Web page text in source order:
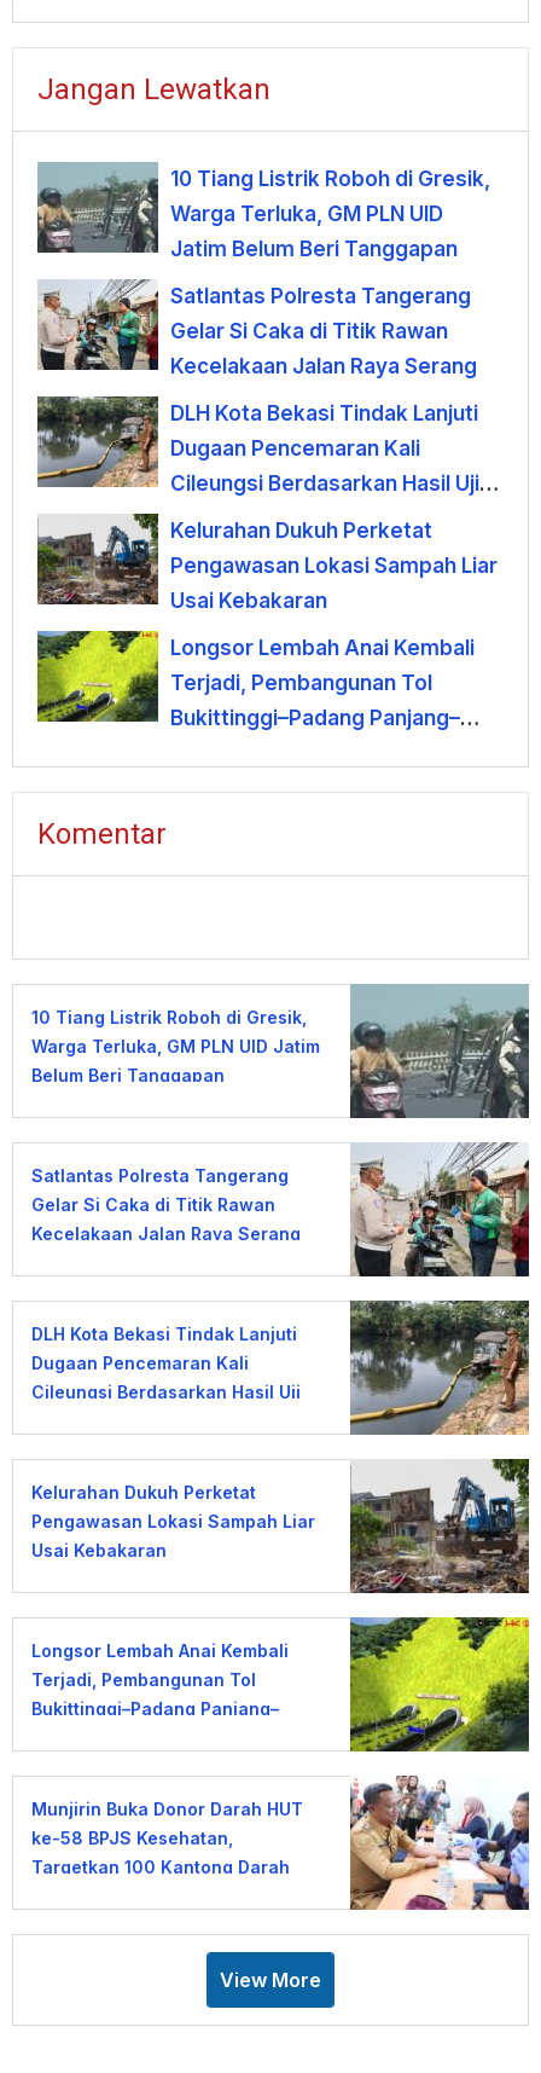
Jangan Lewatkan
10 Tiang Listrik Roboh di Gresik,
Warga Terluka, GM PLN UID
Jatim Belum Beri Tanggapan
Satlantas Polresta Tangerang
Gelar Si Caka di Titik Rawan
Kecelakaan Jalan Raya Serang
DLH Kota Bekasi Tindak Lanjuti
Dugaan Pencemaran Kali
Cileungsi Berdasarkan Hasil Uji
Laboratorium
Kelurahan Dukuh Perketat
Pengawasan Lokasi Sampah Liar
Usai Kebakaran
Longsor Lembah Anai Kembali
Terjadi, Pembangunan Tol
Bukittinggi–Padang Panjang–
Komentar
10 Tiang Listrik Roboh di Gresik,
Warga Terluka, GM PLN UID Jatim
Belum Beri Tanggapan
Satlantas Polresta Tangerang
Gelar Si Caka di Titik Rawan
Kecelakaan Jalan Raya Serang
DLH Kota Bekasi Tindak Lanjuti
Dugaan Pencemaran Kali
Cileungsi Berdasarkan Hasil Uji
Kelurahan Dukuh Perketat
Pengawasan Lokasi Sampah Liar
Usai Kebakaran
Longsor Lembah Anai Kembali
Terjadi, Pembangunan Tol
Bukittinggi–Padang Panjang–
Munjirin Buka Donor Darah HUT
ke-58 BPJS Kesehatan,
Targetkan 100 Kantong Darah
View More